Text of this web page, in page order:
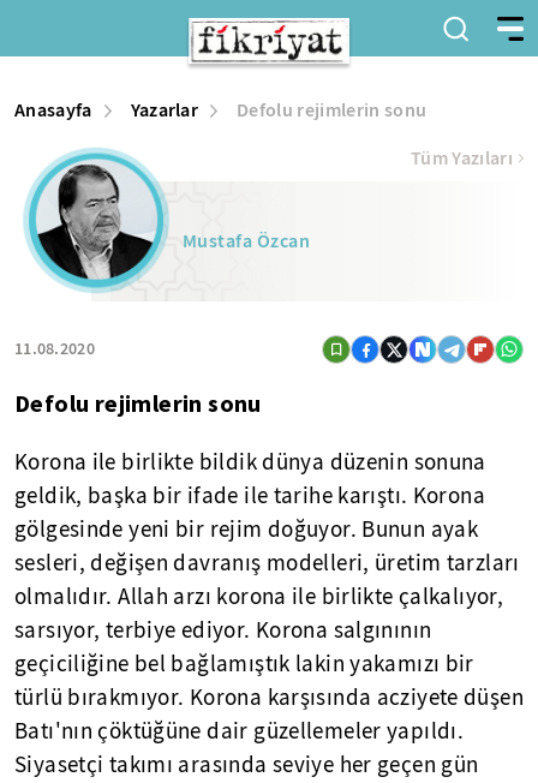
Anasayfa Yazarlar Defolu rejimlerin sonu
Mustafa Özcan
11.08.2020
Tüm Yazıları
Defolu rejimlerin sonu
Korona ile birlikte bildik dünya düzenin sonuna
geldik, başka bir ifade ile tarihe karıştı. Korona
gölgesinde yeni bir rejim doğuyor. Bunun ayak
sesleri, değişen davranış modelleri, üretim tarzları
olmalıdır. Allah arzı korona ile birlikte çalkalıyor,
sarsıyor, terbiye ediyor. Korona salgınının
geçiciliğine bel bağlamıştık lakin yakamızı bir
türlü bırakmıyor. Korona karşısında acziyete düşen
Batı'nın çöktüğüne dair güzellemeler yapıldı.
Siyasetçi takımı arasında seviye her geçen gün